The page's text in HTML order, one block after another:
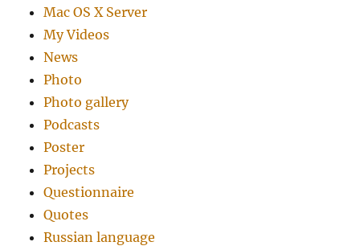
Mac OS X Server
My Videos
News
Photo
Photo gallery
Podcasts
Poster
Projects
Questionnaire
Quotes
Russian language